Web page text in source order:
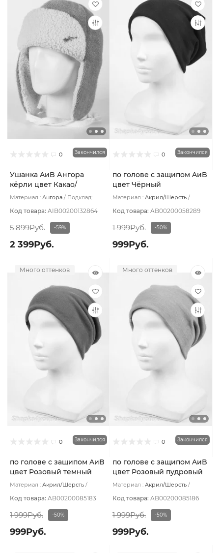
0 Закончился
Ушанка AиB Ангора
кёрли цвет Какао/
Молочный размер UNI
Материал : Ангора
Подклад:
Код товара: AIB00200132864
5 899Руб. -59%
2 399Руб.
0 Закончился
по голове с защипом AиB
цвет Чёрный
Материал : Акрил/Шерсть
Код товара: AB00200058289
1 999Руб. -50%
999Руб.
Много оттенков
0 Закончился
по голове с защипом AиB
цвет Розовый темный
Материал : Акрил/Шерсть
Код товара: AB00200085183
1 999Руб. -50%
999Руб.
Много оттенков
0 Закончился
по голове с защипом AиB
цвет Розовый пудровый
Материал : Акрил/Шерсть
Код товара: AB00200085186
1 999Руб. -50%
999Руб.